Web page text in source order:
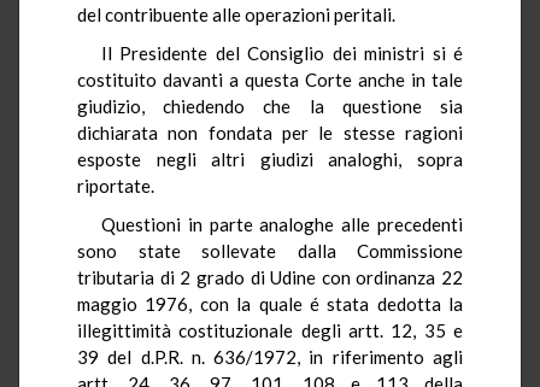
del contribuente alle operazioni peritali.
Il Presidente del Consiglio dei ministri si é
costituito davanti a questa Corte anche in tale
giudizio, chiedendo che la questione sia
dichiarata non fondata per le stesse ragioni
esposte negli altri giudizi analoghi, sopra
riportate.
Questioni in parte analoghe alle precedenti
sono state sollevate dalla Commissione
tributaria di 2 grado di Udine con ordinanza 22
maggio 1976, con la quale é stata dedotta la
illegittimità costituzionale degli artt. 12, 35 e
39 del d.P.R. n. 636/1972, in riferimento agli